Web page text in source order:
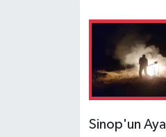
Sinop'un